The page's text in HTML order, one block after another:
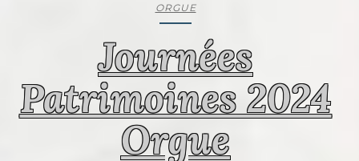
ORGUE
Journées
Patrimoines 2024
Orgue